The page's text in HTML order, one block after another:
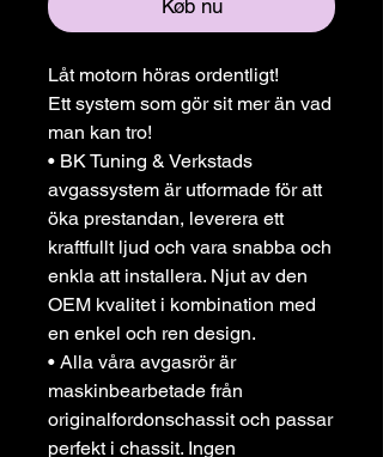
Køb nu
Låt motorn höras ordentligt!
Ett system som gör sit mer än vad
man kan tro!
• BK Tuning & Verkstads
avgassystem är utformade för att
öka prestandan, leverera ett
kraftfullt ljud och vara snabba och
enkla att installera. Njut av den
OEM kvalitet i kombination med
en enkel och ren design.
• Alla våra avgasrör är
maskinbearbetade från
originalfordonschassit och passar
perfekt i chassit. Ingen